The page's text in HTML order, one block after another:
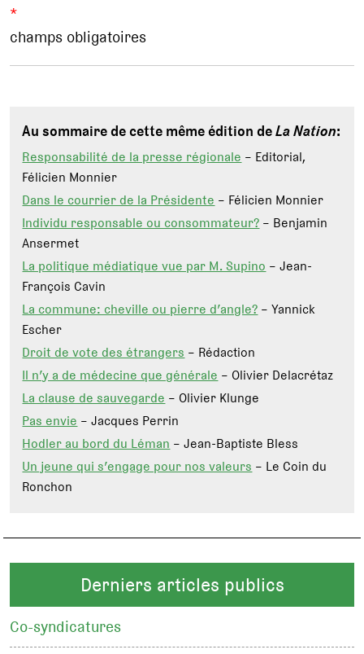
*
champs obligatoires
Au sommaire de cette même édition deLa Nation:
Responsabilité de la presse régionale – Editorial,
Félicien Monnier
Dans le courrier de la Présidente – Félicien Monnier
Individu responsable ou consommateur? – Benjamin
Ansermet
La politique médiatique vue par M. Supino – Jean-
François Cavin
La commune: cheville ou pierre d’angle? – Yannick
Escher
Droit de vote des étrangers – Rédaction
Il n’y a de médecine que générale – Olivier Delacrétaz
La clause de sauvegarde – Olivier Klunge
Pas envie – Jacques Perrin
Hodler au bord du Léman – Jean-Baptiste Bless
Un jeune qui s’engage pour nos valeurs – Le Coin du
Ronchon
Derniers articles publics
Co-syndicatures